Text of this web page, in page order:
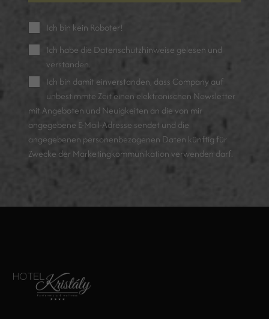
Ich bin kein Roboter!
Ich habe die Datenschutzhinweise gelesen und
verstanden.
Ich bin damit einverstanden, dass Company auf
unbestimmte Zeit einen elektronischen Newsletter
mit Angeboten und Neuigkeiten an die von mir
angegebene E-Mail-Adresse sendet und die
angegebenen personenbezogenen Daten künftig für
Zwecke der Marketingkommunikation verwenden darf.